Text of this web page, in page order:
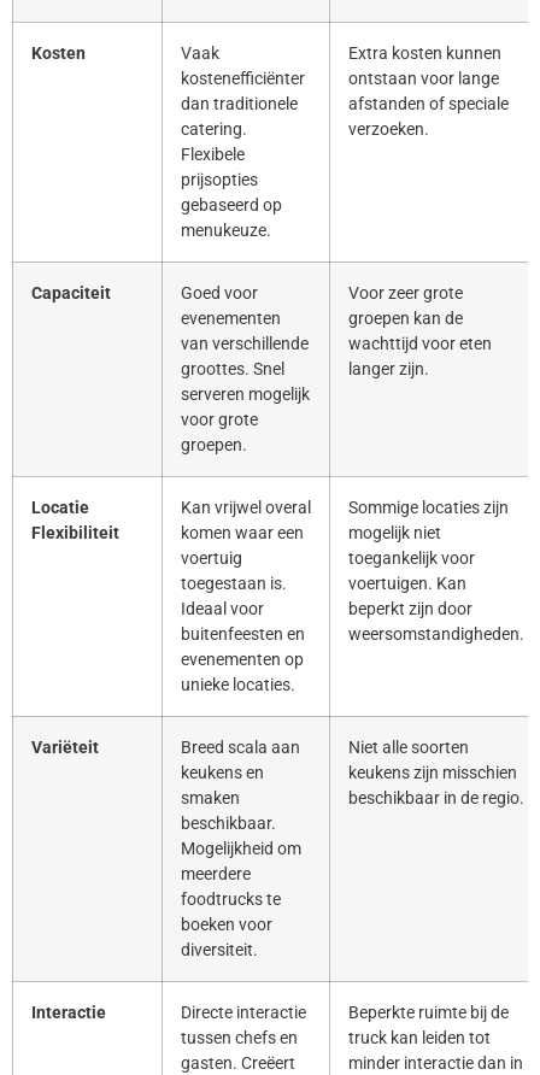
Kosten
Vaak
kostenefficiënter
dan traditionele
catering.
Flexibele
prijsopties
gebaseerd op
menukeuze.
Extra kosten kunnen
ontstaan voor lange
afstanden of speciale
verzoeken.
Capaciteit
Goed voor
evenementen
van verschillende
groottes. Snel
serveren mogelijk
voor grote
groepen.
Voor zeer grote
groepen kan de
wachttijd voor eten
langer zijn.
Locatie
Flexibiliteit
Kan vrijwel overal
komen waar een
voertuig
toegestaan is.
Ideaal voor
buitenfeesten en
evenementen op
unieke locaties.
Sommige locaties zijn
mogelijk niet
toegankelijk voor
voertuigen. Kan
beperkt zijn door
weersomstandigheden.
Variëteit
Breed scala aan
keukens en
smaken
beschikbaar.
Mogelijkheid om
meerdere
foodtrucks te
boeken voor
diversiteit.
Niet alle soorten
keukens zijn misschien
beschikbaar in de regio.
Interactie
Directe interactie
tussen chefs en
gasten. Creëert
Beperkte ruimte bij de
truck kan leiden tot
minder interactie dan in